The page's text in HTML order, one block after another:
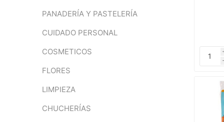
PANADERÍA Y PASTELERÍA
CUIDADO PERSONAL
COSMETICOS
FLORES
LIMPIEZA
CHUCHERÍAS